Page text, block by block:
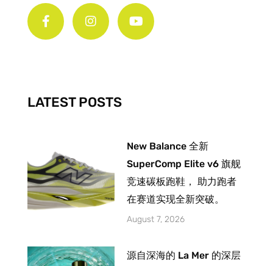
a
c
-
f
n
s
m
o
u
LATEST POSTS
New Balance 全新
SuperComp Elite v6 旗舰
竞速碳板跑鞋， 助力跑者
在赛道实现全新突破。
August 7, 2026
源自深海的 La Mer 的深层